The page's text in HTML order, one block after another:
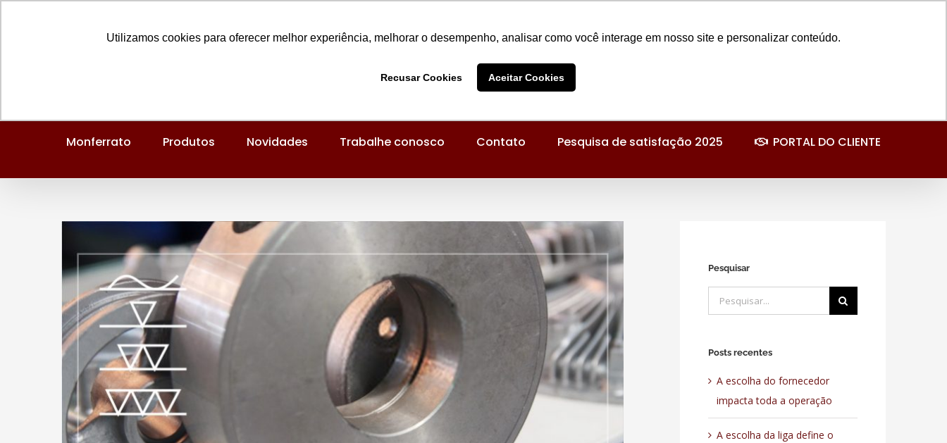
Utilizamos cookies para oferecer melhor experiência, melhorar o desempenho, analisar como você interage em nosso site e personalizar conteúdo.
Recusar Cookies Aceitar Cookies
Monferrato Produtos Novidades Trabalhe conosco Contato Pesquisa de satisfação 2025 PORTAL DO CLIENTE
Larger
Image
Pesquisar
Buscar
resultados
Posts recentes
A escolha do fornecedor
impacta toda a operação
A escolha da liga define o